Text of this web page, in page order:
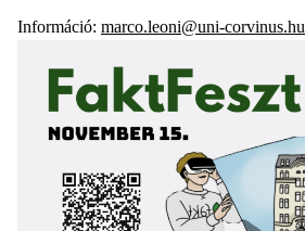
Információ: marco.leoni@uni-corvinus.hu